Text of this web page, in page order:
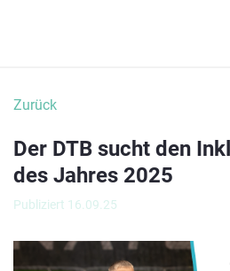
Zurück
Der DTB sucht den
des Jahres 2025
Publiziert 16.09.25